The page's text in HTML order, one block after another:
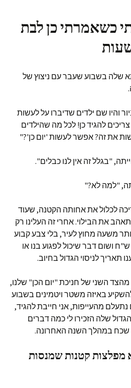
כשאמרתי כן לבת
בשבוע שעבר עם ניצוץ של
והיו שם ילדים שדיברו על לעשות
צריכים להגיד כן! לכל מה שהילדים
את זה? אפשר לעשות 'יום כן'?"
"בגלל זה אין לנו כבלים".
"למה לא?"
לכלול את אחותה הקטנה, שעוד
את הבילוי. אחרי זה העלינו רק
משעה מחוץ לעיר, בלי צבע קבוע
לשיער, בלי קניות מעל 100 ש"ח ושום דבר שיכול לפגוע בנו או
לניסוי הגדול בחיוב.
השני של חניכת "יום הכן" שלנו,
באיזה משטר ויטמינים בשבוע
מהעייפות, אני חייבת להגיד,
שלה הזכירו לי כמה דברים
שכח במהלך השנה האחרונה.
מפלצות קטנות שמנסות